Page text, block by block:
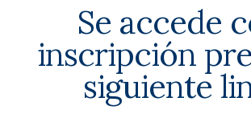
Se accede
inscripción
siguiente